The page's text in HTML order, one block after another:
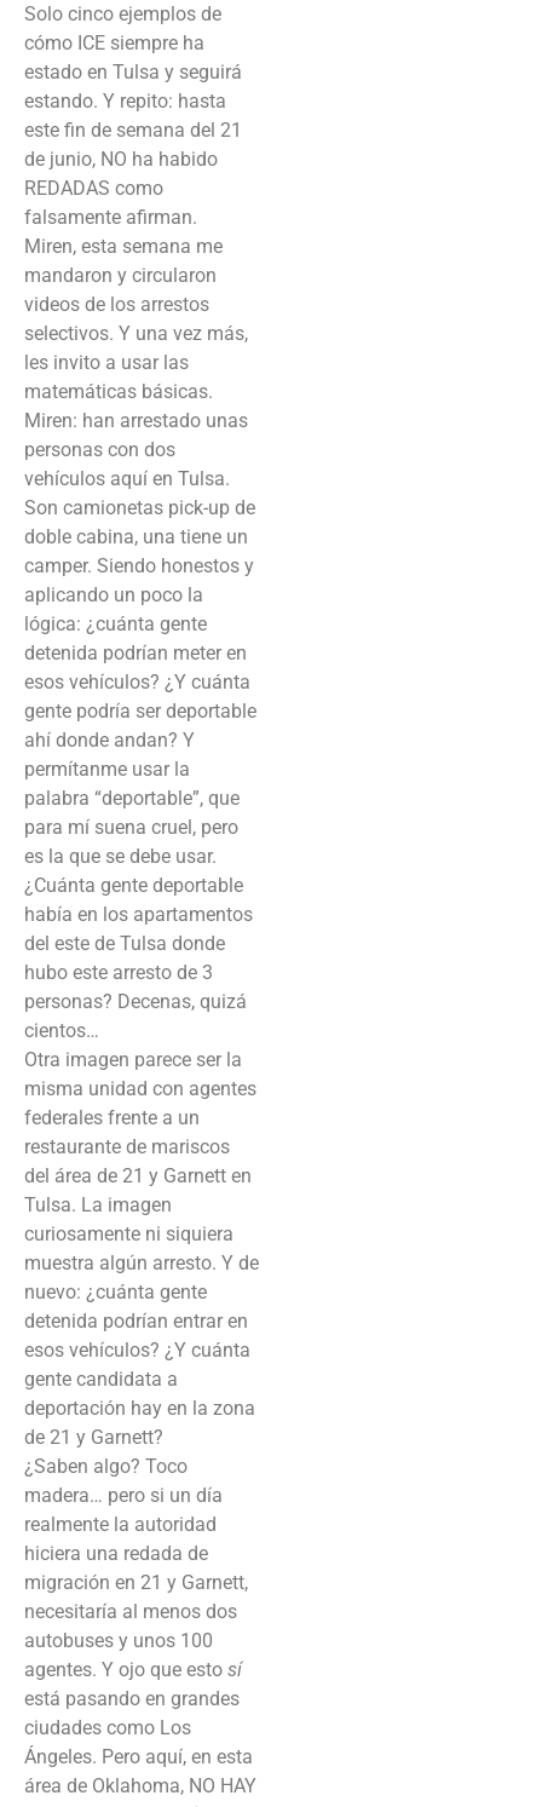
Solo cinco ejemplos de
cómo ICE siempre ha
estado en Tulsa y seguirá
estando. Y repito: hasta
este fin de semana del 21
de junio, NO ha habido
REDADAS como
falsamente afirman.
Miren, esta semana me
mandaron y circularon
videos de los arrestos
selectivos. Y una vez más,
les invito a usar las
matemáticas básicas.
Miren: han arrestado unas
personas con dos
vehículos aquí en Tulsa.
Son camionetas pick-up de
doble cabina, una tiene un
camper. Siendo honestos y
aplicando un poco la
lógica: ¿cuánta gente
detenida podrían meter en
esos vehículos? ¿Y cuánta
gente podría ser deportable
ahí donde andan? Y
permítanme usar la
palabra “deportable”, que
para mí suena cruel, pero
es la que se debe usar.
¿Cuánta gente deportable
había en los apartamentos
del este de Tulsa donde
hubo este arresto de 3
personas? Decenas, quizá
cientos…
Otra imagen parece ser la
misma unidad con agentes
federales frente a un
restaurante de mariscos
del área de 21 y Garnett en
Tulsa. La imagen
curiosamente ni siquiera
muestra algún arresto. Y de
nuevo: ¿cuánta gente
detenida podrían entrar en
esos vehículos? ¿Y cuánta
gente candidata a
deportación hay en la zona
de 21 y Garnett?
¿Saben algo? Toco
madera… pero si un día
realmente la autoridad
hiciera una redada de
migración en 21 y Garnett,
necesitaría al menos dos
autobuses y unos 100
agentes. Y ojo que esto sí
está pasando en grandes
ciudades como Los
Ángeles. Pero aquí, en esta
área de Oklahoma, NO HAY